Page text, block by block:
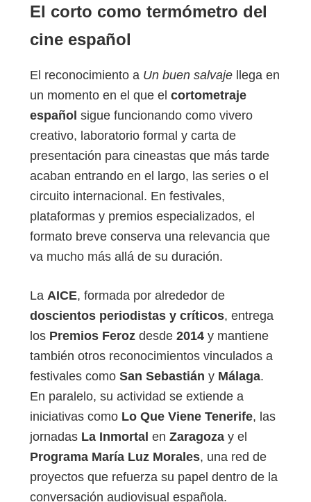
El corto como termómetro del
cine español
El reconocimiento a Un buen salvaje llega en
un momento en el que el cortometraje
español sigue funcionando como vivero
creativo, laboratorio formal y carta de
presentación para cineastas que más tarde
acaban entrando en el largo, las series o el
circuito internacional. En festivales,
plataformas y premios especializados, el
formato breve conserva una relevancia que
va mucho más allá de su duración.
La AICE, formada por alrededor de
doscientos periodistas y críticos, entrega
los Premios Feroz desde 2014 y mantiene
también otros reconocimientos vinculados a
festivales como San Sebastián y Málaga.
En paralelo, su actividad se extiende a
iniciativas como Lo Que Viene Tenerife, las
jornadas La Inmortal en Zaragoza y el
Programa María Luz Morales, una red de
proyectos que refuerza su papel dentro de la
conversación audiovisual española.